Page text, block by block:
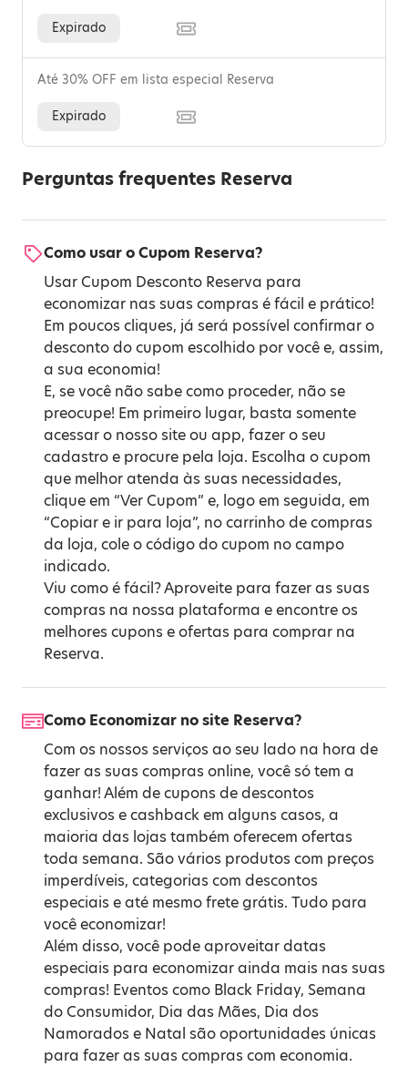
Expirado
Até 30% OFF em lista especial Reserva
Expirado
Perguntas frequentes Reserva
Como usar o Cupom Reserva?
Usar Cupom Desconto Reserva para
economizar nas suas compras é fácil e prático!
Em poucos cliques, já será possível confirmar o
desconto do cupom escolhido por você e, assim,
a sua economia!
E, se você não sabe como proceder, não se
preocupe! Em primeiro lugar, basta somente
acessar o nosso site ou app, fazer o seu
cadastro e procure pela loja. Escolha o cupom
que melhor atenda às suas necessidades,
clique em “Ver Cupom” e, logo em seguida, em
“Copiar e ir para loja”, no carrinho de compras
da loja, cole o código do cupom no campo
indicado.
Viu como é fácil? Aproveite para fazer as suas
compras na nossa plataforma e encontre os
melhores cupons e ofertas para comprar na
Reserva.
Como Economizar no site Reserva?
Com os nossos serviços ao seu lado na hora de
fazer as suas compras online, você só tem a
ganhar! Além de cupons de descontos
exclusivos e cashback em alguns casos, a
maioria das lojas também oferecem ofertas
toda semana. São vários produtos com preços
imperdíveis, categorias com descontos
especiais e até mesmo frete grátis. Tudo para
você economizar!
Além disso, você pode aproveitar datas
especiais para economizar ainda mais nas suas
compras! Eventos como Black Friday, Semana
do Consumidor, Dia das Mães, Dia dos
Namorados e Natal são oportunidades únicas
para fazer as suas compras com economia.